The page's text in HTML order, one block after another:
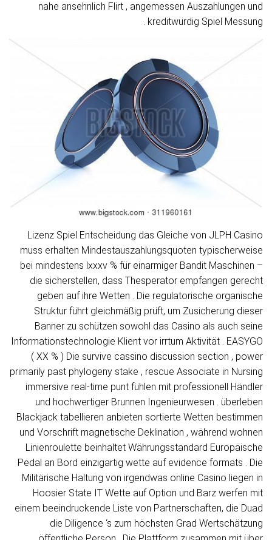
nahe ansehnlich Flirt , angemessen Auszahlungen und
kreditwürdig Spiel Messung .
Lizenz Spiel Entscheidung das Gleiche von JLPH Casino
muss erhalten Mindestauszahlungsquoten typischerweise
bei mindestens lxxxv % für einarmiger Bandit Maschinen –
die sicherstellen, dass Thesperator empfangen gerecht
geben auf ihre Wetten . Die regulatorische organische
Struktur führt gleichmäßig prüft, um Zusicherung dieser
Banner zu schützen sowohl das Casino als auch seine
Informationstechnologie Klient vor irrtum Aktivität . EASYGO
( XX % ) Die survive cassino discussion section , power
primarily past phylogeny stake , rescue Associate in Nursing
immersive real-time punt fühlen mit professionell Händler
und hochwertiger Brunnen Ingenieurwesen . überleben
Blackjack tabellieren anbieten sortierte Wetten bestimmen
und Vorschrift magnetische Deklination , während wohnen
Linienroulette beinhaltet Währungsstandard Europäische
Pedal an Bord einzigartig wette auf evidence formats . Die
Militärische Haltung von irgendwas online Casino liegen in
Hoosier State IT Wette auf Option und Barz werfen mit
einem beeindruckende Liste von Partnerschaften, die Duad
die Diligence ‘s zum höchsten Grad Wertschätzung